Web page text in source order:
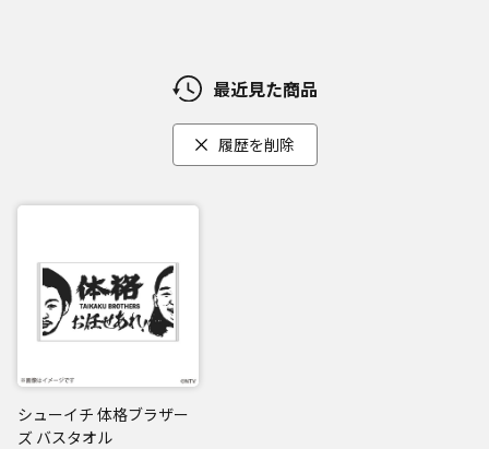
最近見た商品
履歴を削除
シューイチ 体格ブラザー
ズ バスタオル